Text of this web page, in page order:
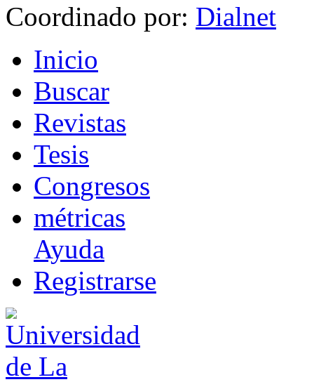
Coordinado por:
Inicio
Buscar
Revistas
Tesis
Congresos
métricas
Ayuda
Registrarse